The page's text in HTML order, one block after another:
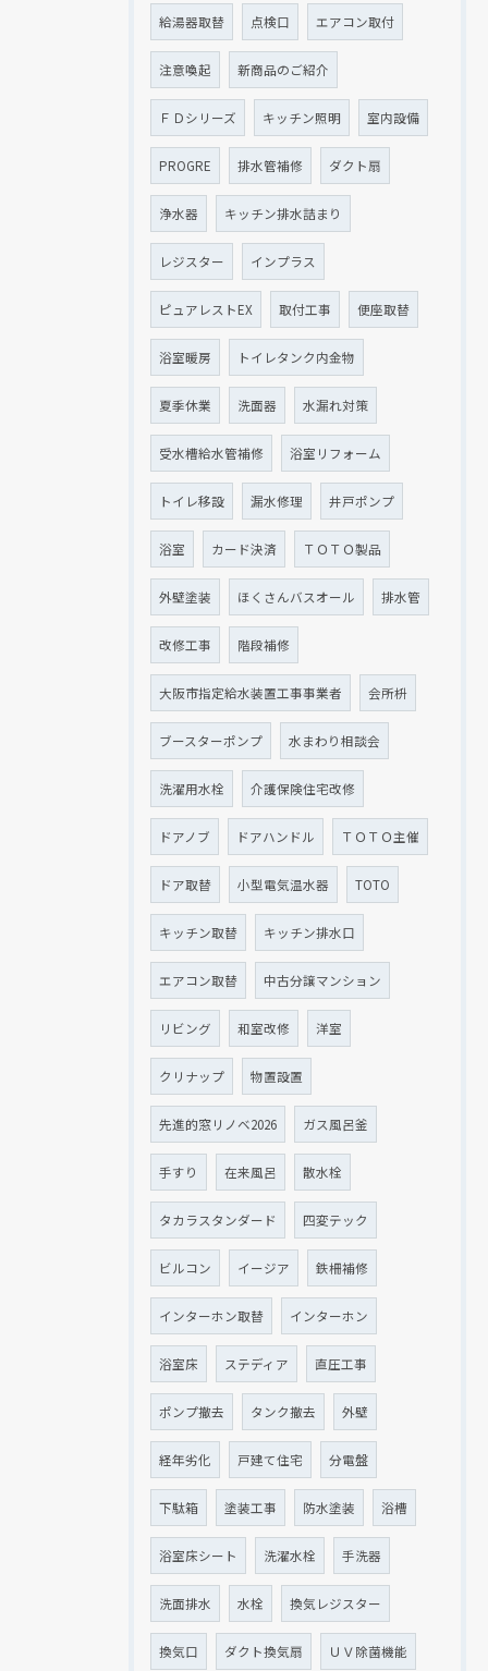
給湯器取替 点検口 エアコン取付
注意喚起 新商品のご紹介
ＦＤシリーズ キッチン照明 室内設備
PROGRE 排水管補修 ダクト扇
浄水器 キッチン排水詰まり
レジスター インプラス
ピュアレストEX 取付工事 便座取替
浴室暖房 トイレタンク内金物
夏季休業 洗面器 水漏れ対策
受水槽給水管補修 浴室リフォーム
トイレ移設 漏水修理 井戸ポンプ
浴室 カード決済 ＴＯＴＯ製品
外壁塗装 ほくさんバスオール 排水管
改修工事 階段補修
大阪市指定給水装置工事事業者 会所枡
ブースターポンプ 水まわり相談会
洗濯用水栓 介護保険住宅改修
ドアノブ ドアハンドル ＴＯＴＯ主催
ドア取替 小型電気温水器 TOTO
キッチン取替 キッチン排水口
エアコン取替 中古分譲マンション
リビング 和室改修 洋室
クリナップ 物置設置
先進的窓リノベ2026 ガス風呂釜
手すり 在来風呂 散水栓
タカラスタンダード 四変テック
ビルコン イージア 鉄柵補修
インターホン取替 インターホン
浴室床 ステディア 直圧工事
ポンプ撤去 タンク撤去 外壁
経年劣化 戸建て住宅 分電盤
下駄箱 塗装工事 防水塗装 浴槽
浴室床シート 洗濯水栓 手洗器
洗面排水 水栓 換気レジスター
換気口 ダクト換気扇 ＵＶ除菌機能